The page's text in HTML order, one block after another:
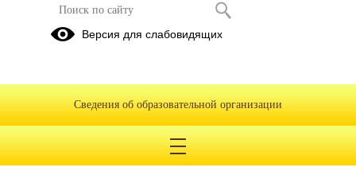
Музей в городе Краснотурьинске,
расположенный в доме, где прошли
электротехника А. С. Попова
Версия для слабовидящих
Сведения об образовательной организации